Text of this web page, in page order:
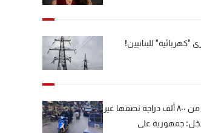
"كهربائية" للبنانيين!
أكثر من ٨٠٠ ألف دراجة نصفها غير
جمهورية على